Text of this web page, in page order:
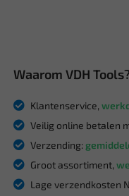
Waarom VDH
Klantenservice,
Veilig online betalen
Verzending:
Groot assortiment,
Lage verzendkosten